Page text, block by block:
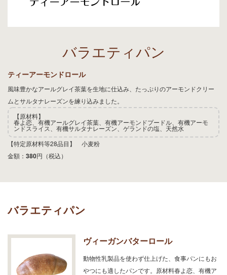
バラエティパン
ティーアーモンドロール
風味豊かなアールグレイ茶葉を生地に仕込み、たっぷりのアーモンドクリー
ムとサルタナレーズンを練り込みました。
【原材料】
春よ恋、有機アールグレイ茶葉、有機アーモンドプードル、有機アーモ
ンドスライス、有機サルタナレーズン、ゲランドの塩、天然水
【特定原材料等28品目】 小麦粉
金額： 380円（税込）
バラエティパン
ヴィーガンバターロール
動物性乳製品を使わず仕上げた、食事パンにもお
やつにも適したパンです。原材料春よ恋、有機ア